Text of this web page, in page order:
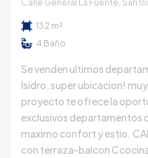
Calle General La Fuente, San
132 m²
4 Baño
Se venden ultimos
Isidro, super ubicacion!
proyecto te ofrece la
exclusivos departamentos
maximo confort y estio.
con terraza-balcon